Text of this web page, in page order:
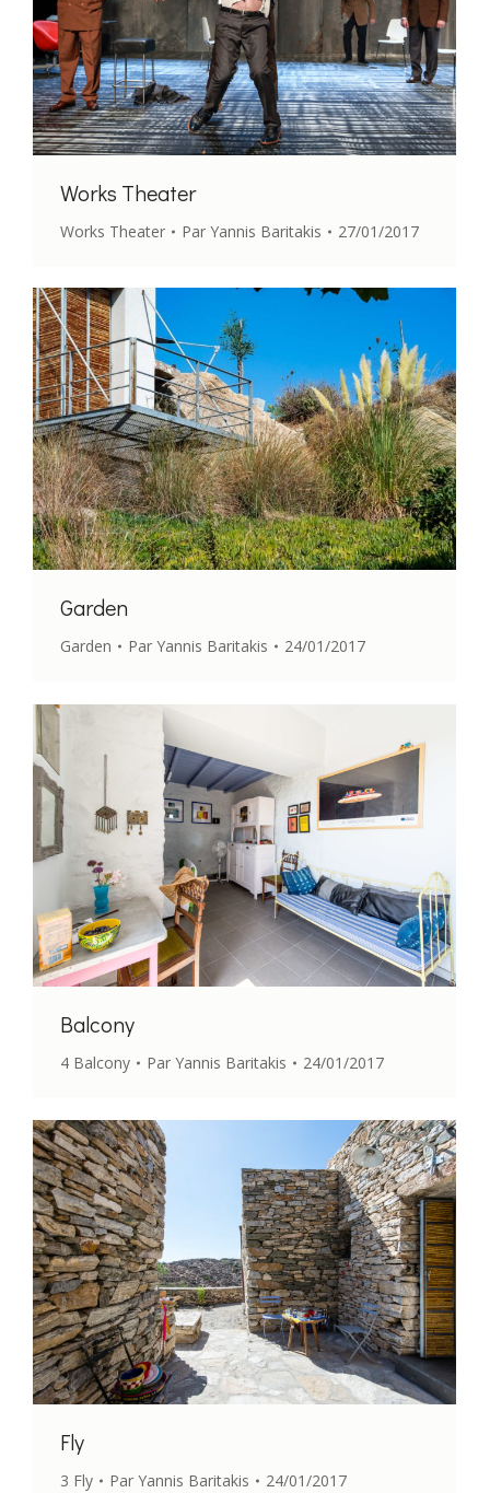
Works Theater
Works Theater Par Yannis Baritakis 27/01/2017
Garden
Garden Par Yannis Baritakis 24/01/2017
Balcony
4 Balcony Par Yannis Baritakis 24/01/2017
Fly
3 Fly Par Yannis Baritakis 24/01/2017